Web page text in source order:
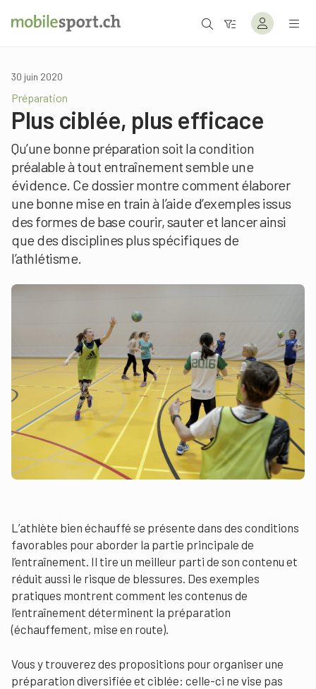
30 juin 2020
Préparation
Plus ciblée, plus efficace
Qu’une bonne préparation soit la condition
préalable à tout entraînement semble une
évidence. Ce dossier montre comment élaborer
une bonne mise en train à l’aide d’exemples issus
des formes de base courir, sauter et lancer ainsi
que des disciplines plus spécifiques de
l’athlétisme.
L’athlète bien échauffé se présente dans des conditions
favorables pour aborder la partie principale de
l’entraînement. Il tire un meilleur parti de son contenu et
réduit aussi le risque de blessures. Des exemples
pratiques montrent comment les contenus de
l’entraînement déterminent la préparation
(échauffement, mise en route).
Vous y trouverez des propositions pour organiser une
préparation diversifiée et ciblée: celle-ci ne vise pas